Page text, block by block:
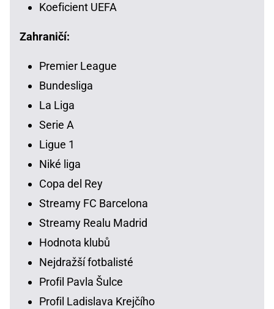
Koeficient UEFA
Zahraničí:
Premier League
Bundesliga
La Liga
Serie A
Ligue 1
Niké liga
Copa del Rey
Streamy FC Barcelona
Streamy Realu Madrid
Hodnota klubů
Nejdražší fotbalisté
Profil Pavla Šulce
Profil Ladislava Krejčího